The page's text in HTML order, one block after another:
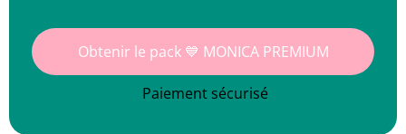
Obtenir le pack 💙 MONICA PREMIUM
Paiement sécurisé